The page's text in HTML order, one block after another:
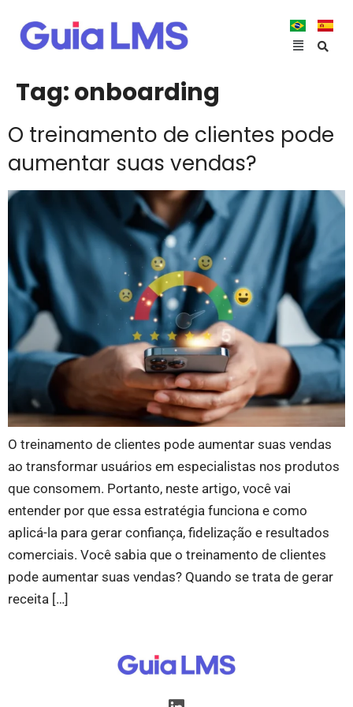
Tag:onboarding
O treinamento de clientes pode
aumentar suas vendas?
O treinamento de clientes pode aumentar suas vendas
ao transformar usuários em especialistas nos produtos
que consomem. Portanto, neste artigo, você vai
entender por que essa estratégia funciona e como
aplicá-la para gerar confiança, fidelização e resultados
comerciais. Você sabia que o treinamento de clientes
pode aumentar suas vendas? Quando se trata de gerar
receita […]